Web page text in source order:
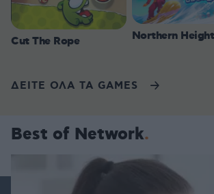
Cut The Rope Northern
ΔΕΙΤΕ ΟΛΑ ΤΑ GAMES
Best of Network